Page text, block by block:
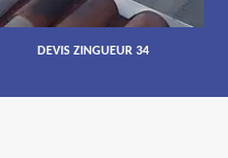
DEVIS ZINGUEUR 34